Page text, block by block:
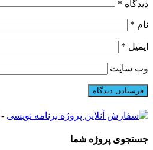
دیدگاه *
نام *
ایمیل *
وب‌ سایت
-
جستجوی پروژه شما